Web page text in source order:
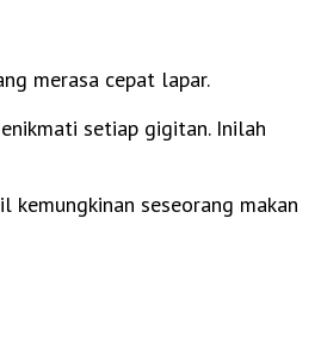
merasa cepat lapar.
setiap gigitan. Inilah
kemungkinan seseorang makan